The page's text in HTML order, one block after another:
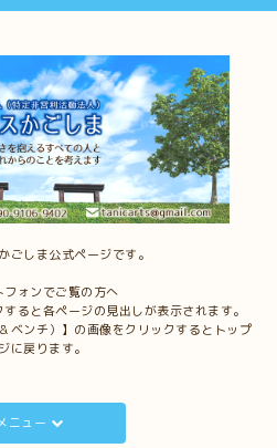
ごしま公式ページです。
ォンでご覧の方へ
ると各ページの見出しが表示されます。
ベンチ）】の画像をクリックするとトップ
に戻ります。
ニュー